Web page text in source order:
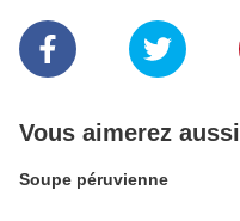
Vous aimerez aussi
Soupe péruvienne